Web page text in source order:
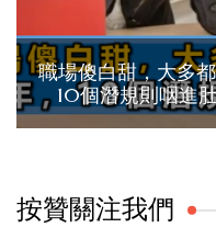
職場傻白甜，大多
10個潛規則咽進
按贊關注我們